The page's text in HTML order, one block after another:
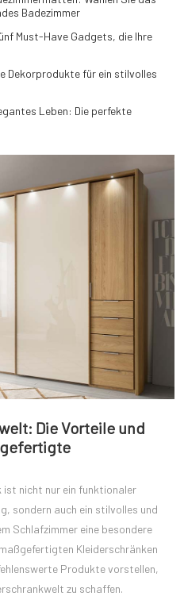
Die Vorteile und
nicht nur ein funktionaler
sondern auch ein stilvolles und
Schlafzimmer eine besondere
Kleiderschränken
Produkte vorstellen,
zu schaffen.
Badezimmer
Must-Have Gadgets, die Ihre
Dekorprodukte für ein stilvolles
Leben: Die perfekte